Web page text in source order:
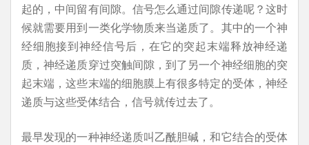
起的，中间留有间隙。信号怎么通过间隙传递呢？这时
候就需要用到一类化学物质来当递质了。其中的一个神
经细胞接到神经信号后，在它的突起末端释放神经递
质，神经递质穿过突触间隙，到了另一个神经细胞的突
起末端，这些末端的细胞膜上有很多特定的受体，神经
递质与这些受体结合，信号就传过去了。
最早发现的一种神经递质叫乙酰胆碱，和它结合的受体